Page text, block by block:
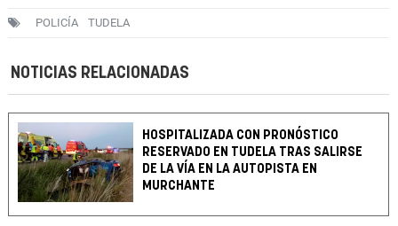
POLICÍA TUDELA
NOTICIAS RELACIONADAS
HOSPITALIZADA CON PRONÓSTICO
RESERVADO EN TUDELA TRAS SALIRSE
DE LA VÍA EN LA AUTOPISTA EN
MURCHANTE